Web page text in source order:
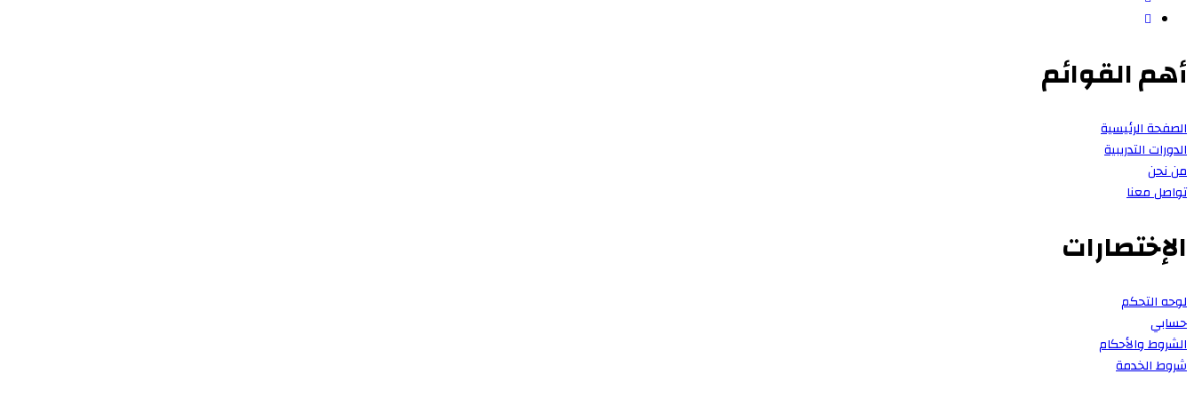
أهم القوائم
الصفحة الرئيسية
الدورات التدريبية
من نحن
تواصل معنا
الإختصارات
لوحه التحكم
حسابي
الشروط والأحكام
شروط الخدمة